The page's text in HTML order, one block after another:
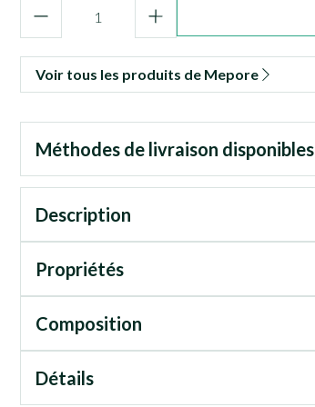
Voir tous les produits de Mepore
Méthodes de livraison disponibles
Description
Propriétés
Composition
Détails